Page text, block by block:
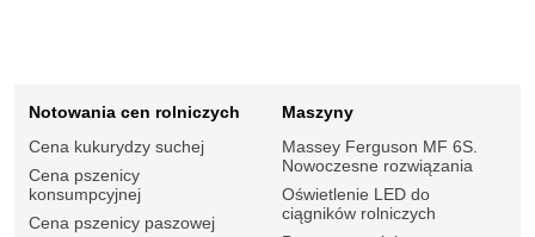
Notowania cen rolniczych
Cena kukurydzy suchej
Cena pszenicy
konsumpcyjnej
Cena pszenicy paszowej
Maszyny
Massey Ferguson MF 6S.
Nowoczesne rozwiązania
Oświetlenie LED do
ciągników rolniczych